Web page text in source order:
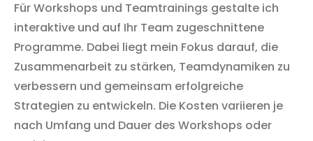
Für Workshops und Teamtrainings gestalte ich
interaktive und auf Ihr Team zugeschnittene
Programme. Dabei liegt mein Fokus darauf, die
Zusammenarbeit zu stärken, Teamdynamiken zu
verbessern und gemeinsam erfolgreiche
Strategien zu entwickeln. Die Kosten variieren je
nach Umfang und Dauer des Workshops oder